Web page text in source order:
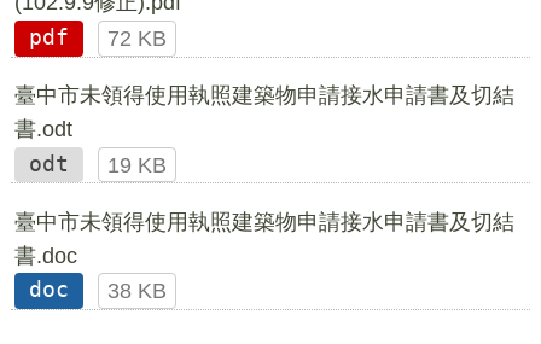
pdf
72 KB
臺中市未領得使用執照建築物申請接水申請書及切結
書.odt
odt
19 KB
臺中市未領得使用執照建築物申請接水申請書及切結
書.doc
doc
38 KB